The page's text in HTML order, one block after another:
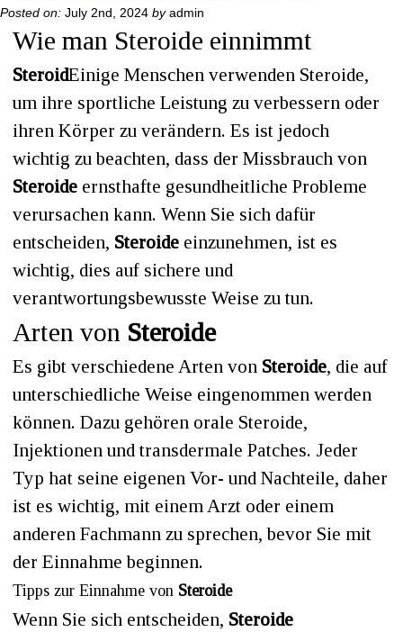
Posted on: July 2nd, 2024 byadmin
Wie man Steroide einnimmt
SteroidEinige Menschen verwenden Steroide,
um ihre sportliche Leistung zu verbessern oder
ihren Körper zu verändern. Es ist jedoch
wichtig zu beachten, dass der Missbrauch von
Steroide ernsthafte gesundheitliche Probleme
verursachen kann. Wenn Sie sich dafür
entscheiden, Steroide einzunehmen, ist es
wichtig, dies auf sichere und
verantwortungsbewusste Weise zu tun.
Arten von Steroide
Es gibt verschiedene Arten von Steroide, die auf
unterschiedliche Weise eingenommen werden
können. Dazu gehören orale Steroide,
Injektionen und transdermale Patches. Jeder
Typ hat seine eigenen Vor- und Nachteile, daher
ist es wichtig, mit einem Arzt oder einem
anderen Fachmann zu sprechen, bevor Sie mit
der Einnahme beginnen.
Tipps zur Einnahme von Steroide
Wenn Sie sich entscheiden, Steroide